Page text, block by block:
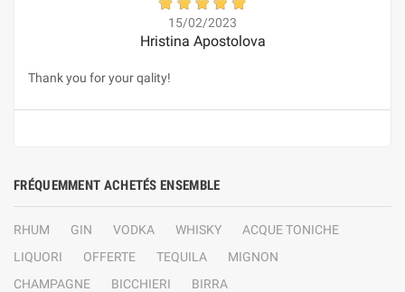
15/02/2023
Hristina Apostolova
Thank you for your qality!
FRÉQUEMMENT ACHETÉS ENSEMBLE
RHUM GIN VODKA WHISKY
ACQUE TONICHE
LIQUORI
OFFERTE TEQUILA
MIGNON
CHAMPAGNE
BICCHIERI BIRRA